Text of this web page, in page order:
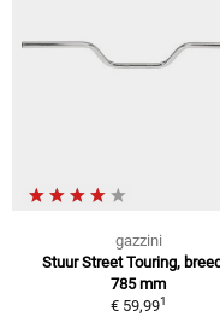
gazzini
Stuur Street Touring,
785 mm
€ 59,991